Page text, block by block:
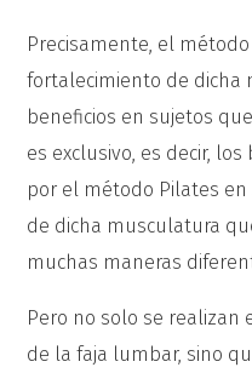
Precisamente, el
fortalecimiento de dicha
beneficios en sujetos
es exclusivo, es decir,
por el método Pilates
de dicha musculatura
muchas maneras
Pero no solo se realizan
de la faja lumbar, sino